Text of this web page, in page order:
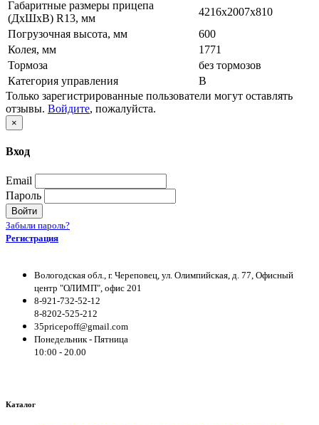
Габаритные размеры прицепа
(ДхШхВ) R13, мм
4216х2007х810
Погрузочная высота, мм
600
Колея, мм
1771
Тормоза
без тормозов
Категория управления
B
Только зарегистрированные пользователи могут оставлять
отзывы. Войдите, пожалуйста.
×
Вход
Email
Пароль
Войти
Забыли пароль?
Регистрация
Вологодская обл., г. Череповец, ул. Олимпийская, д. 77, Офисный
центр "ОЛИМП", офис 201
8-921-732-52-12
8-8202-525-212
35pricepoff@gmail.com
Понедельник - Пятница
10:00 - 20.00
Каталог